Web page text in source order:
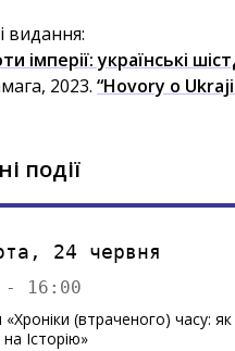
видання:
імперії: українські
2023. “Hovory o
події
24 червня
- 16:00
«Хроніки (втраченого) часу:
Історію»